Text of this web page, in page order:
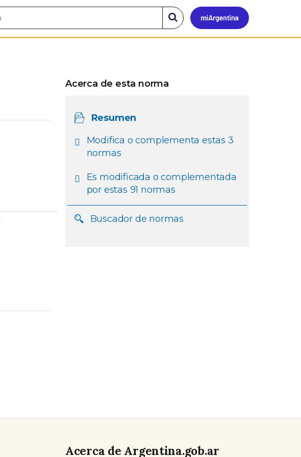
Mi
Buscar
en
el
Acerca de esta norma
Resumen
Modifica o complementa estas 3
normas
Es modificada o complementada
por estas 91 normas
Buscador de normas
Acerca de Argentina.gob.ar